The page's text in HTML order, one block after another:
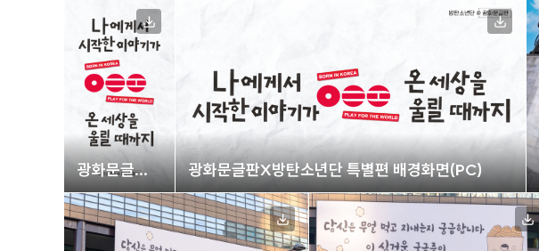
광화문글판X
방탄소년단
특별편
배경화면
(모바일)
광화문글판X방탄소년단 특별편 배경화면(PC)